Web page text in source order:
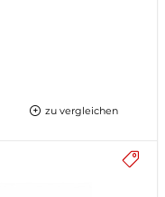
zu vergleichen